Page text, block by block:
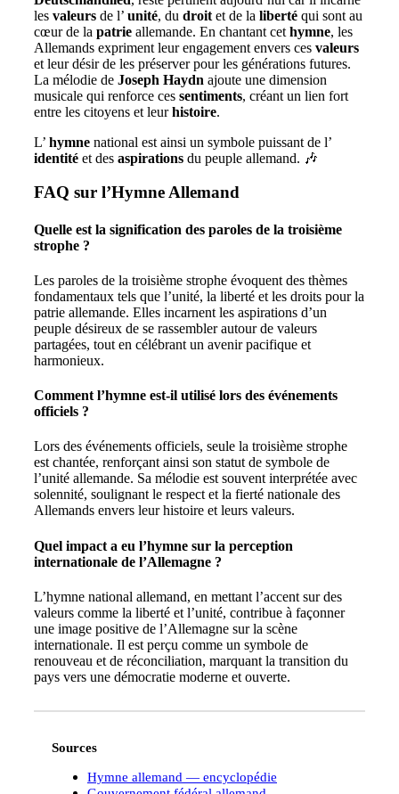
les valeurs de l’ unité, du droit et de la liberté qui sont au
cœur de la patrie allemande. En chantant cet hymne, les
Allemands expriment leur engagement envers ces valeurs
et leur désir de les préserver pour les générations futures.
La mélodie de Joseph Haydn ajoute une dimension
musicale qui renforce ces sentiments, créant un lien fort
entre les citoyens et leurhistoire.
L’ hymne national est ainsi un symbole puissant de l’
identité et des aspirations du peuple allemand. 🎶
FAQ sur l’Hymne Allemand
Quelle est la signification des paroles de la troisième
strophe ?
Les paroles de la troisième strophe évoquent des thèmes
fondamentaux tels que l’unité, la liberté et les droits pour la
patrie allemande. Elles incarnent les aspirations d’un
peuple désireux de se rassembler autour de valeurs
partagées, tout en célébrant un avenir pacifique et
harmonieux.
Comment l’hymne est-il utilisé lors des événements
officiels ?
Lors des événements officiels, seule la troisième strophe
est chantée, renforçant ainsi son statut de symbole de
l’unité allemande. Sa mélodie est souvent interprétée avec
solennité, soulignant le respect et la fierté nationale des
Allemands envers leur histoire et leurs valeurs.
Quel impact a eu l’hymne sur la perception
internationale de l’Allemagne ?
L’hymne national allemand, en mettant l’accent sur des
valeurs comme la liberté et l’unité, contribue à façonner
une image positive de l’Allemagne sur la scène
internationale. Il est perçu comme un symbole de
renouveau et de réconciliation, marquant la transition du
pays vers une démocratie moderne et ouverte.
Sources
Hymne allemand — encyclopédie